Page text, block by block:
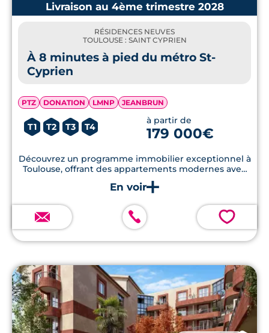
Livraison au 4ème trimestre 2028
RÉSIDENCES NEUVES
TOULOUSE : SAINT CYPRIEN
À 8 minutes à pied du métro St-
Cyprien
PTZ DONATION LMNP JEANBRUN
T1 T2 T3 T4
à partir de
179 000€
Découvrez un programme immobilier exceptionnel à
Toulouse, offrant des appartements modernes avec
terrasses en bois, jardins privatifs et respectant les
normes RE2020.
💗